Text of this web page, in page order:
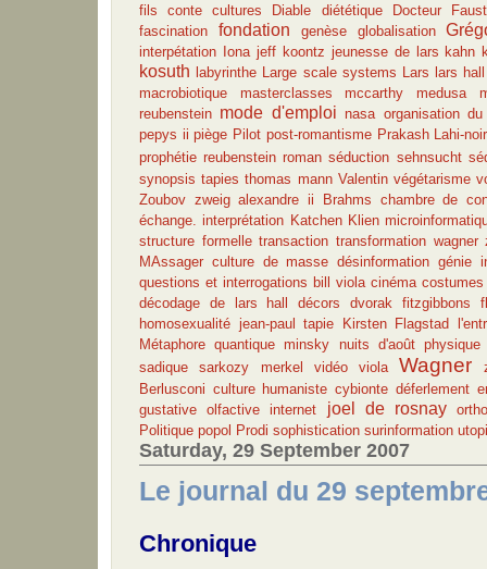
fils
conte cultures Diable diététique
Docteur
fascination
fondation genèse globalisation
interpétation Iona jeff koontz jeunesse de lars kahn
kosuth labyrinthe Large scale systems Lars lars hall
macrobiotique
masterclasses mccarthy medusa
reubenstein mode d'emploi nasa organisation
pepys ii piège Pilot post-romantisme Prakash Lahi-noir
prophétie reubenstein roman séduction sehnsucht
synopsis tapies thomas mann Valentin végétarisme
Zoubov zweig alexandre ii Brahms chambre de
échange.
interprétation Katchen Klien
structure formelle transaction transformation wagner
MAssager culture de masse désinformation génie
questions et interrogations bill viola cinéma costumes
décodage de lars hall
décors dvorak fitzgibbons
homosexualité jean-paul tapie Kirsten Flagstad
Métaphore quantique minsky nuits d'août physique
sadique
sarkozy merkel vidéo viola Wagner
Berlusconi culture humaniste cybionte déferlement
gustative olfactive
internet joel de rosnay
Politique popol Prodi sophistication surinformation
Saturday, 29 September 2007
Le journal du 29
Chronique